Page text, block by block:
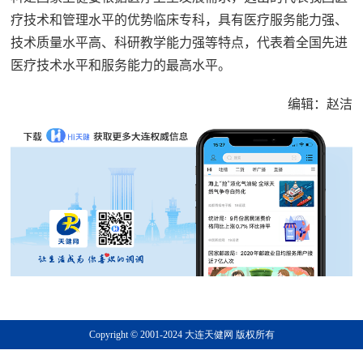
疗技术和管理水平的优势临床专科，具有医疗服务能力强、
技术质量水平高、科研教学能力强等特点，代表着全国先进
医疗技术水平和服务能力的最高水平。
编辑：赵洁